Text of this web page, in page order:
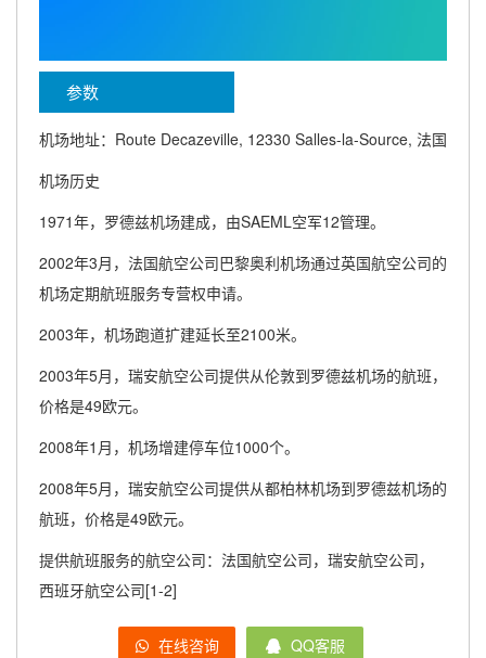
参数
机场地址：Route Decazeville, 12330 Salles-la-Source, 法国
机场历史
1971年，罗德兹机场建成，由SAEML空军12管理。
2002年3月，法国航空公司巴黎奥利机场通过英国航空公司的
机场定期航班服务专营权申请。
2003年，机场跑道扩建延长至2100米。
2003年5月，瑞安航空公司提供从伦敦到罗德兹机场的航班，
价格是49欧元。
2008年1月，机场增建停车位1000个。
2008年5月，瑞安航空公司提供从都柏林机场到罗德兹机场的
航班，价格是49欧元。
提供航班服务的航空公司：法国航空公司，瑞安航空公司，
西班牙航空公司[1-2]
在线咨询 QQ客服